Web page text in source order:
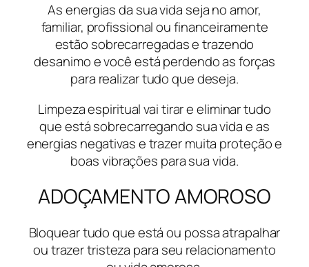
As energias da sua vida seja no amor,
familiar, profissional ou financeiramente
estão sobrecarregadas e trazendo
desanimo e você está perdendo as forças
para realizar tudo que deseja.
Limpeza espiritual vai tirar e eliminar tudo
que está sobrecarregando sua vida e as
energias negativas e trazer muita proteção e
boas vibrações para sua vida.
ADOÇAMENTO AMOROSO
Bloquear tudo que está ou possa atrapalhar
ou trazer tristeza para seu relacionamento